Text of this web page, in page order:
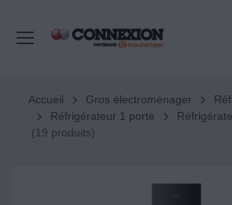
Accueil Gros électroménager
Réfrigérateur 1 porte
(19 produits)